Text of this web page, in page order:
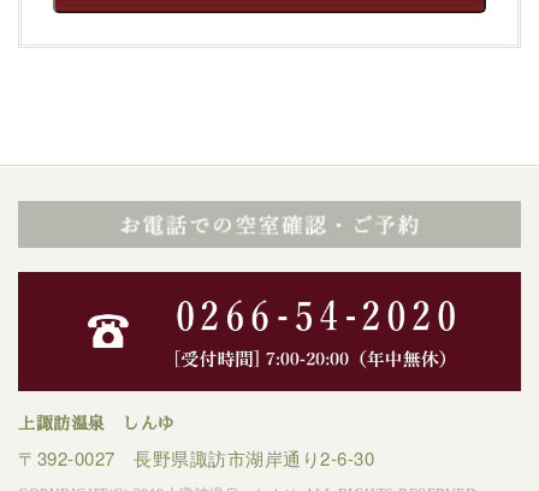
上諏訪温泉 しんゆ
〒392-0027 長野県諏訪市湖岸通り2-6-30